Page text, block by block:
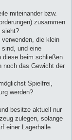
miteinander bzw.
zusammen
sieht?
die klein
und eine
diese beim schließen
noch das Gewicht der
Spielfrei,
werden?
besitze aktuell nur
zulegen, solange
einer Lagerhalle